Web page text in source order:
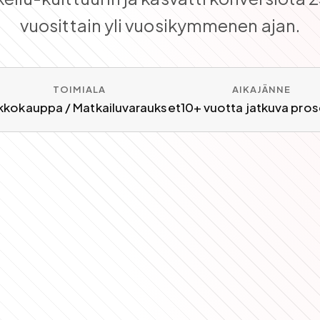
vuosittain yli vuosikymmenen ajan.
TOIMIALA
/ Matkailuvaraukset
AIKAJÄNNE
10+ vuotta jatkuva